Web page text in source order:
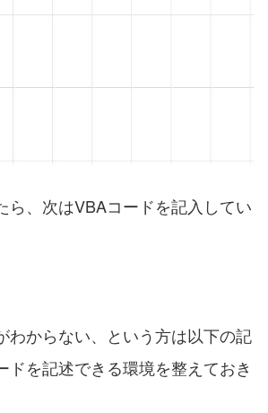
ら、次はVBAコードを記入してい
わからない、という方は以下の記
ドを記述できる環境を整えておき